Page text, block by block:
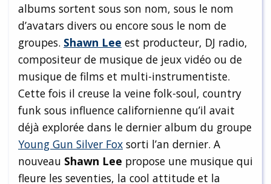
albums sortent sous son nom, sous le nom
d’avatars divers ou encore sous le nom de
groupes. Shawn Lee est producteur, DJ radio,
compositeur de musique de jeux vidéo ou de
musique de films et multi-instrumentiste.
Cette fois il creuse la veine folk-soul, country
funk sous influence californienne qu’il avait
déjà explorée dans le dernier album du groupe
Young Gun Silver Fox sorti l’an dernier. A
nouveau Shawn Lee propose une musique qui
fleure les seventies, la cool attitude et la